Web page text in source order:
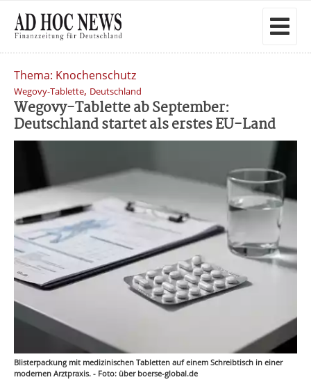
Thema: Knochenschutz
Wegovy-Tablette, Deutschland
Wegovy-Tablette ab September:
Deutschland startet als erstes EU-Land
Blisterpackung mit medizinischen Tabletten auf einem Schreibtisch in einer
modernen Arztpraxis. - Foto: über boerse-global.de